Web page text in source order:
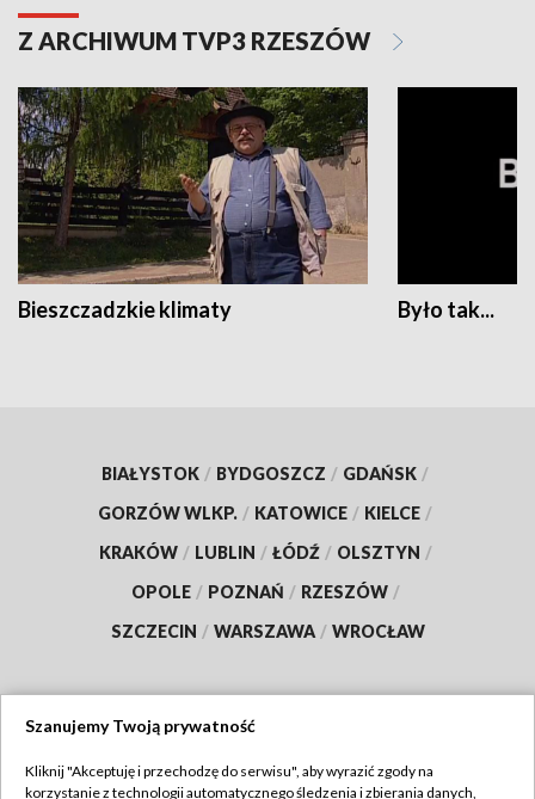
Z ARCHIWUM TVP3 RZESZÓW
Bieszczadzkie klimaty Było tak...
BIAŁYSTOK / BYDGOSZCZ / GDAŃSK /
GORZÓW WLKP. / KATOWICE / KIELCE /
KRAKÓW / LUBLIN / ŁÓDŹ / OLSZTYN /
OPOLE / POZNAŃ / RZESZÓW /
SZCZECIN / WARSZAWA / WROCŁAW
Szanujemy Twoją prywatność
Kliknij "Akceptuję i przechodzę do serwisu", aby wyrazić zgody na
korzystanie z technologii automatycznego śledzenia i zbierania danych,